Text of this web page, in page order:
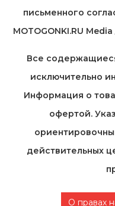
письменного
MOTOGONKI.RU
Все
исключительно
Информация о
офертой.
действительных
О правах